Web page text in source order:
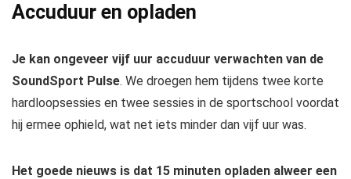
Accuduur en opladen
Je kan ongeveer vijf uur accuduur verwachten van de
SoundSport Pulse. We droegen hem tijdens twee korte
hardloopsessies en twee sessies in de sportschool voordat
hij ermee ophield, wat net iets minder dan vijf uur was.
Het goede nieuws is dat 15 minuten opladen alweer een